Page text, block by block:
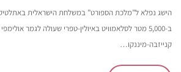
הישג נפלא ל”מלכת הספורט” במשלחת הישראלית
ב-5,000 מטר לסלאמוויט באיולין-טפרי שעולה לגמר
קנייזבה-מיננקו…